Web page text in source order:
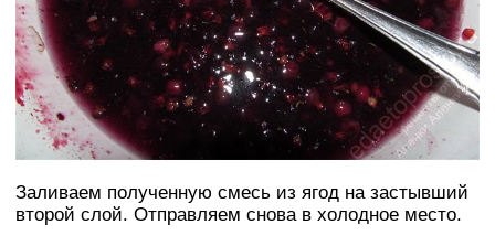
Заливаем полученную смесь из ягод на застывший
второй слой. Отправляем снова в холодное место.